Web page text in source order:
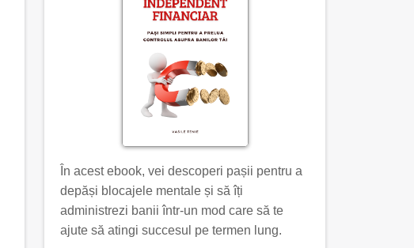
În acest ebook, vei descoperi pașii pentru a
depăși blocajele mentale și să îți
administrezi banii într-un mod care să te
ajute să atingi succesul pe termen lung.